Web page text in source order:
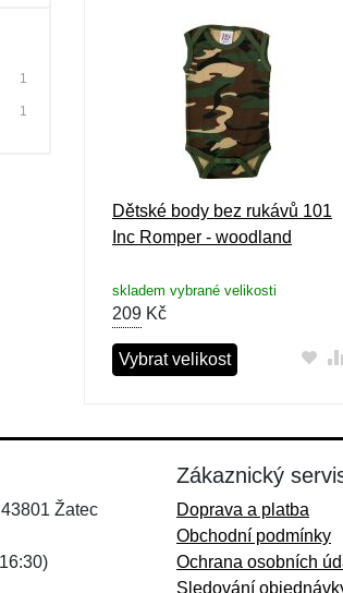
1
1
Dětské body bez rukávů 101
Inc Romper - woodland
skladem vybrané velikosti
209 Kč
Vybrat velikost
Žatec
Zákaznický
Doprava a platba
Obchodní podmínky
Ochrana osobních
Sledování